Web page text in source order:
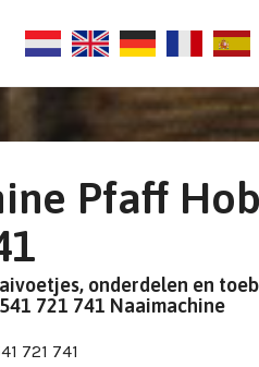
Pfaff
onderdelen en
721 741 Naaimachine
721 741